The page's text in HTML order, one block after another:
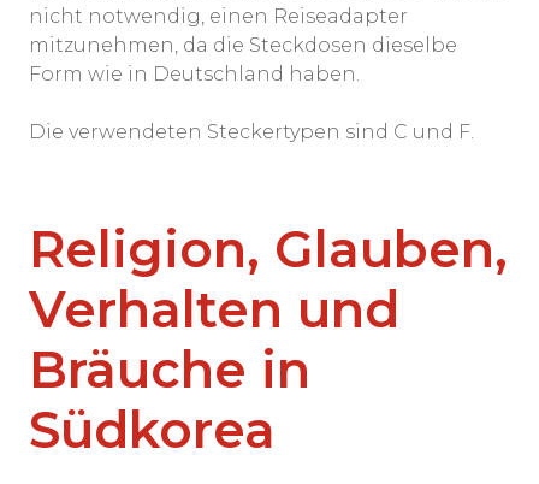
nicht notwendig, einen Reiseadapter
mitzunehmen, da die Steckdosen dieselbe
Form wie in Deutschland haben.
Die verwendeten Steckertypen sind C und F.
Religion, Glauben,
Verhalten und
Bräuche in
Südkorea